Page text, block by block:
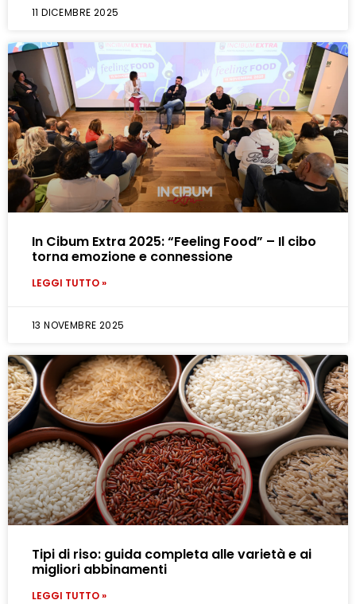
11 DICEMBRE 2025
In Cibum Extra 2025: “Feeling Food” – Il cibo
torna emozione e connessione
LEGGI TUTTO »
13 NOVEMBRE 2025
Tipi di riso: guida completa alle varietà e ai
migliori abbinamenti
LEGGI TUTTO »